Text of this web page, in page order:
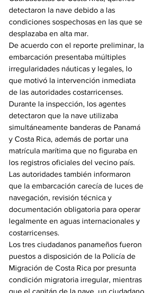
detectaron la nave debido a las
condiciones sospechosas en las que se
desplazaba en alta mar.
De acuerdo con el reporte preliminar, la
embarcación presentaba múltiples
irregularidades náuticas y legales, lo
que motivó la intervención inmediata
de las autoridades costarricenses.
Durante la inspección, los agentes
detectaron que la nave utilizaba
simultáneamente banderas de Panamá
y Costa Rica, además de portar una
matrícula marítima que no figuraba en
los registros oficiales del vecino país.
Las autoridades también informaron
que la embarcación carecía de luces de
navegación, revisión técnica y
documentación obligatoria para operar
legalmente en aguas internacionales y
costarricenses.
Los tres ciudadanos panameños fueron
puestos a disposición de la Policía de
Migración de Costa Rica por presunta
condición migratoria irregular, mientras
que el capitán de la nave, un ciudadano